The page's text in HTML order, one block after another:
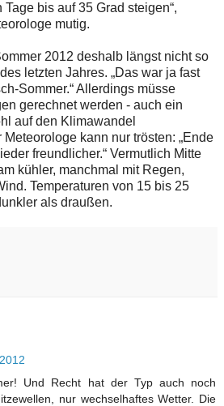
bis auf 35 Grad steigen“,
mutig.
2012 deshalb längst nicht so
letzten Jahres. „Das war ja fast
Sommer.“ Allerdings müsse
gerechnet werden - auch ein
auf den Klimawandel
kann nur trösten: „Ende
freundlicher.“ Vermutlich Mitte
kühler, manchmal mit Regen,
Temperaturen von 15 bis 25
als draußen.
Und Recht hat der Typ auch noch
nur wechselhaftes Wetter. Die